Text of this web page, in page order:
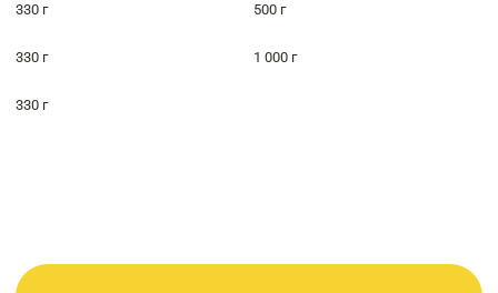
330 г 500 г
330 г 1 000 г
330 г